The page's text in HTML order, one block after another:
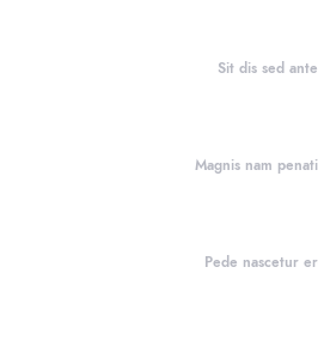
Sit dis sed ante
Magnis nam
Pede nascetur